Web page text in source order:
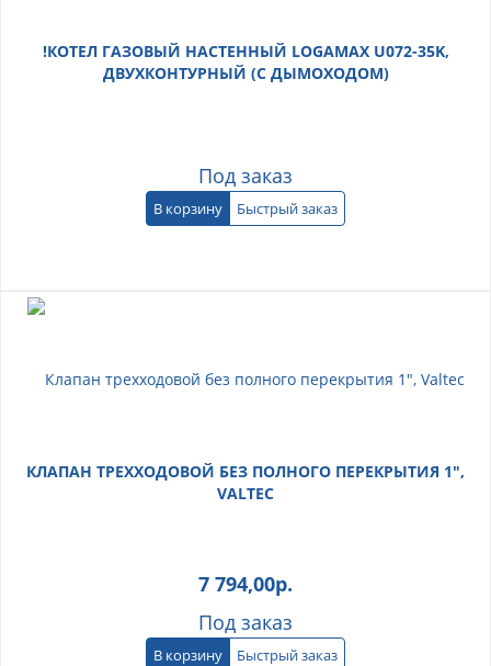
!КОТЕЛ ГАЗОВЫЙ НАСТЕННЫЙ LOGAMAX U072-35K,
ДВУХКОНТУРНЫЙ (С ДЫМОХОДОМ)
Под заказ
В корзину Быстрый заказ
КЛАПАН ТРЕХХОДОВОЙ БЕЗ ПОЛНОГО ПЕРЕКРЫТИЯ 1",
VALTEC
7 794,00р.
Под заказ
В корзину Быстрый заказ